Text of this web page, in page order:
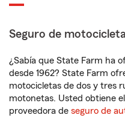
Seguro de motocicleta
¿Sabía que State Farm ha
desde 1962? State Farm
motocicletas de dos y tres
motonetas. Usted obtiene
proveedora de seguro de